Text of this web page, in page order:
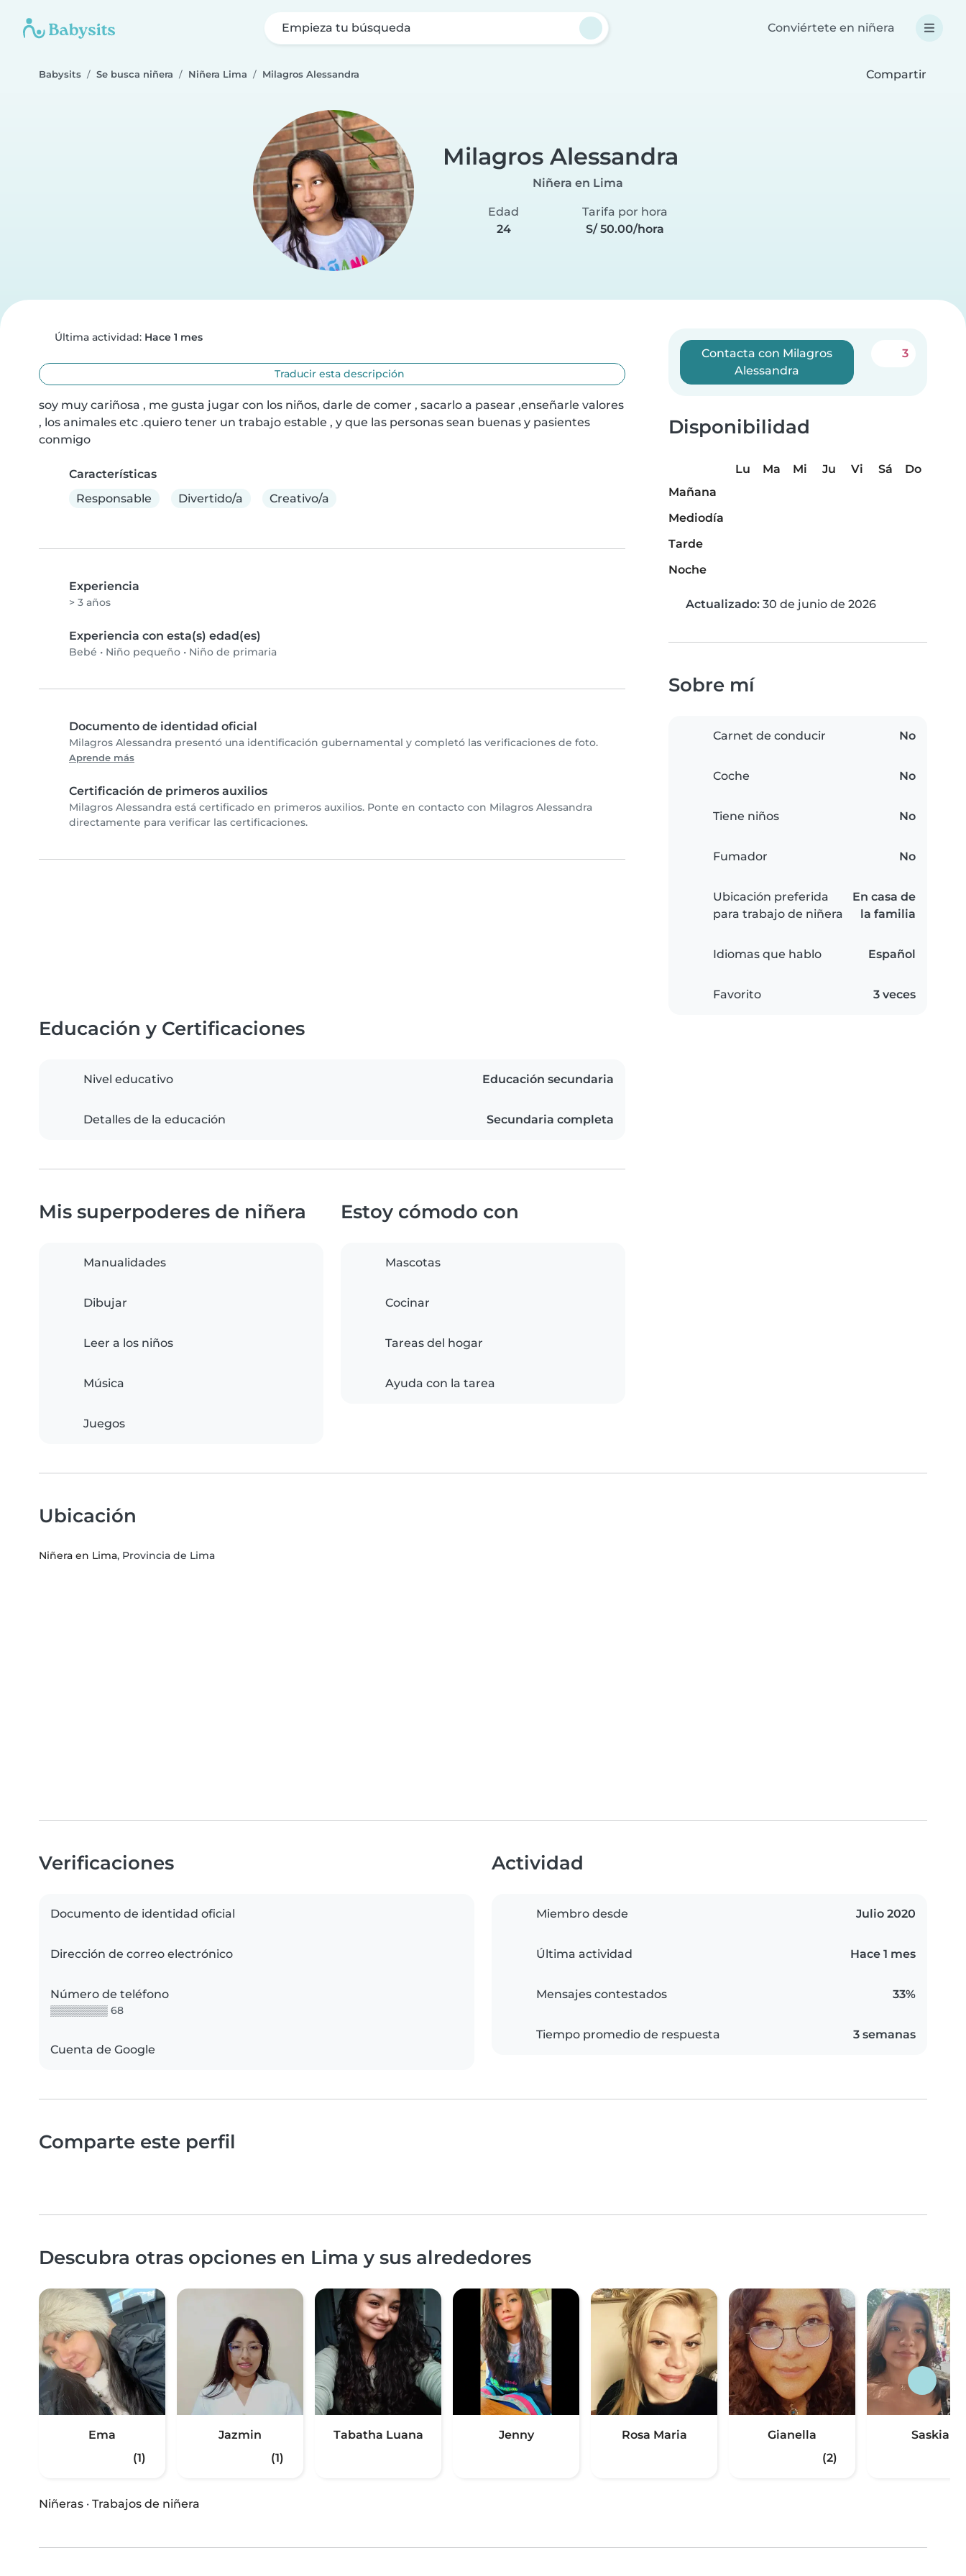
Empieza tu búsqueda Conviértete en niñera
Babysits Se busca niñera Niñera Lima Milagros Alessandra Compartir
Milagros Alessandra
Niñera en Lima
Edad
24
Tarifa por hora
S/ 50.00/hora
Última actividad: Hace 1 mes
Traducir esta descripción
soy muy cariñosa , me gusta jugar con los niños, darle de comer , sacarlo a pasear ,enseñarle valores
, los animales etc .quiero tener un trabajo estable , y que las personas sean buenas y pasientes
conmigo
Características
Responsable
Divertido/a Creativo/a
Experiencia
> 3 años
Experiencia con esta(s) edad(es)
Bebé • Niño pequeño • Niño de primaria
Documento de identidad oficial
Milagros Alessandra presentó una identificación gubernamental y completó las verificaciones de foto.
Aprende más
Certificación de primeros auxilios
Milagros Alessandra está certificado en primeros auxilios. Ponte en contacto con Milagros Alessandra
directamente para verificar las certificaciones.
Contacta con Milagros
Alessandra
3
Disponibilidad
Lu Ma Mi Ju Vi Sá
Do
Mañana
Mediodía
Tarde
Noche
Actualizado: 30 de junio de 2026
Sobre mí
Carnet de conducir No
Coche No
Tiene niños No
Fumador No
Ubicación preferida
para trabajo de niñera
En casa de
la familia
Idiomas que hablo Español
Favorito 3 veces
Educación y Certificaciones
Nivel educativo Educación secundaria
Detalles de la educación Secundaria completa
Mis superpoderes de niñera
Manualidades
Dibujar
Leer a los niños
Música
Juegos
Estoy cómodo con
Mascotas
Cocinar
Tareas del hogar
Ayuda con la tarea
Ubicación
Niñera en Lima, Provincia de Lima
Verificaciones
Documento de identidad oficial
Dirección de correo electrónico
Número de teléfono
▒▒▒▒▒▒▒▒ 68
Cuenta de Google
Actividad
Miembro desde Julio 2020
Última actividad Hace 1 mes
Mensajes contestados 33%
Tiempo promedio de respuesta 3 semanas
Comparte este perfil
Descubra otras opciones en Lima y sus alrededores
Ema
(1)
Jazmin
(1)
Tabatha Luana Jenny Rosa Maria
Gianella
(2)
Saskia
Niñeras · Trabajos de niñera